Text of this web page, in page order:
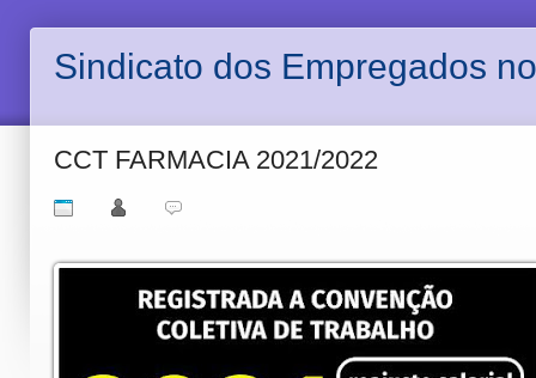
Sindicato dos Empregados
CCT FARMACIA 2021/2022